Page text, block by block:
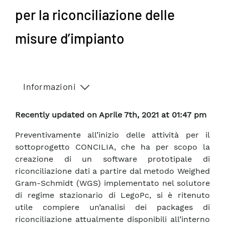
per la riconciliazione delle
misure d’impianto
Informazioni
Recently updated on Aprile 7th, 2021 at 01:47 pm
Preventivamente all’inizio delle attività per il
sottoprogetto CONCILIA, che ha per scopo la
creazione di un software prototipale di
riconciliazione dati a partire dal metodo Weighed
Gram-Schmidt (WGS) implementato nel solutore
di regime stazionario di LegoPc, si è ritenuto
utile compiere un’analisi dei packages di
riconciliazione attualmente disponibili all’interno